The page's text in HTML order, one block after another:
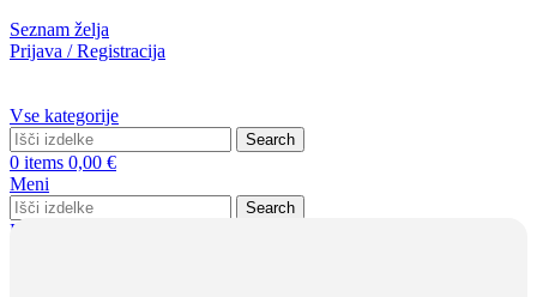
Seznam želja
Prijava / Registracija
Vse kategorije
Search
0 items 0,00 €
Meni
Search
Prijava / Registracija